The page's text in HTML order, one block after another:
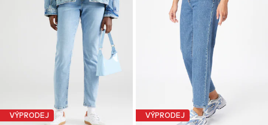
VÝPRODEJ VÝPRODEJ